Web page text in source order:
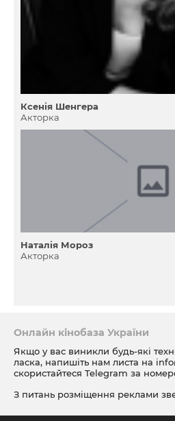
Ксенія Шенгера
Акторка
Наталія Мороз
Акторка
Онлайн кінобаза України
Якщо у вас виникли будь-які
ласка, напишіть нам листа на
скористайтеся Telegram за
З питань розміщення реклами
посиланням